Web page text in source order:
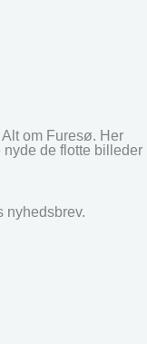
om Furesø. Her
de flotte billeder
nyhedsbrev.